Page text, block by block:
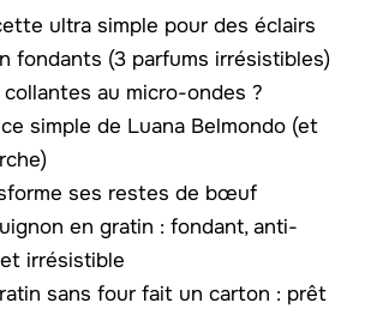
ultra simple pour des éclairs
fondants (3 parfums irrésistibles)
collantes au micro-ondes ?
simple de Luana Belmondo (et
ses restes de bœuf
en gratin : fondant, anti-
irrésistible
sans four fait un carton : prêt